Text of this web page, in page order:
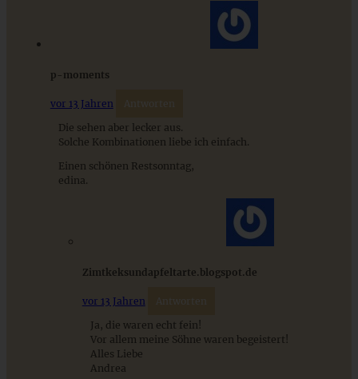
Einfach und schnell: Mini-Rüblikuchen
fruchtig - der perfekte Sommerkuchen
p-moments
vor 13 Jahren Antworten
Die sehen aber lecker aus.
Solche Kombinationen liebe ich einfach.
Einen schönen Restsonntag,
edina.
Zimtkeksundapfeltarte.blogspot.de
vor 13 Jahren Antworten
Ja, die waren echt fein!
Vor allem meine Söhne waren begeistert!
Alles Liebe
Andrea